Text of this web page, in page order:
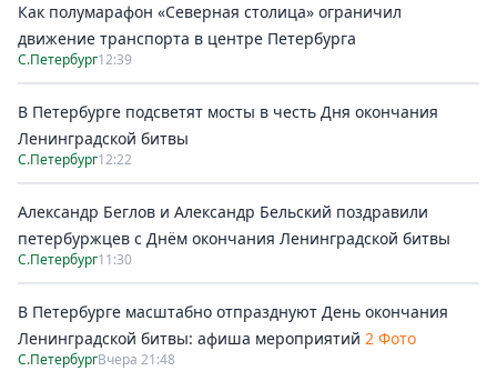
Как полумарафон «Северная столица» ограничил
движение транспорта в центре Петербурга
С.Петербург12:39
В Петербурге подсветят мосты в честь Дня окончания
Ленинградской битвы
С.Петербург12:22
Александр Беглов и Александр Бельский поздравили
петербуржцев с Днём окончания Ленинградской битвы
С.Петербург11:30
В Петербурге масштабно отпразднуют День окончания
Ленинградской битвы: афиша мероприятий 2 Фото
С.ПетербургВчера 21:48